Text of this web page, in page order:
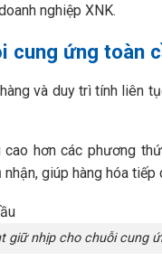
nghiệp XNK.
cung ứng toàn
và duy trì tính liên
cao hơn các phương
giúp hàng hóa
giữ nhịp cho chuỗi cung